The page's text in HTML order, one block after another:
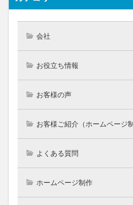
会社
お役立ち情報
お客様の声
お客様ご紹介（ホームページ
よくある質問
ホームページ制作